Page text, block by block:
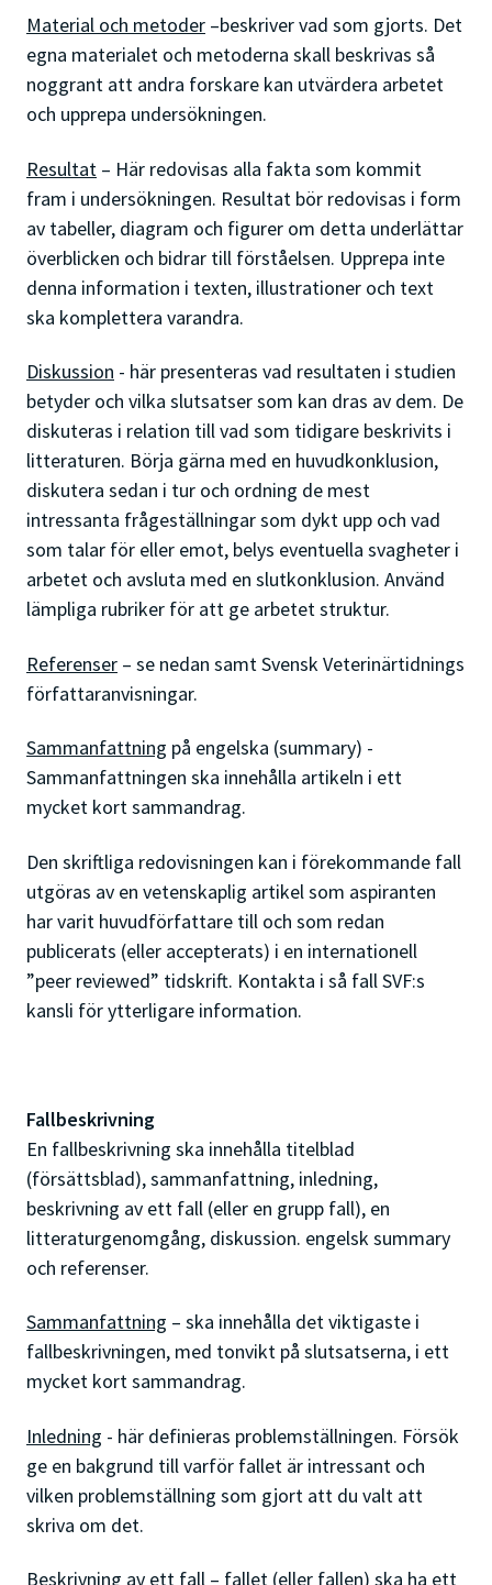
Material och metoder –beskriver vad som gjorts. Det
egna materialet och metoderna skall beskrivas så
noggrant att andra forskare kan utvärdera arbetet
och upprepa undersökningen.
Resultat – Här redovisas alla fakta som kommit
fram i undersökningen. Resultat bör redovisas i form
av tabeller, diagram och figurer om detta underlättar
överblicken och bidrar till förståelsen. Upprepa inte
denna information i texten, illustrationer och text
ska komplettera varandra.
Diskussion - här presenteras vad resultaten i studien
betyder och vilka slutsatser som kan dras av dem. De
diskuteras i relation till vad som tidigare beskrivits i
litteraturen. Börja gärna med en huvudkonklusion,
diskutera sedan i tur och ordning de mest
intressanta frågeställningar som dykt upp och vad
som talar för eller emot, belys eventuella svagheter i
arbetet och avsluta med en slutkonklusion. Använd
lämpliga rubriker för att ge arbetet struktur.
Referenser – se nedan samt Svensk Veterinärtidnings
författaranvisningar.
Sammanfattning på engelska (summary) -
Sammanfattningen ska innehålla artikeln i ett
mycket kort sammandrag.
Den skriftliga redovisningen kan i förekommande fall
utgöras av en vetenskaplig artikel som aspiranten
har varit huvudförfattare till och som redan
publicerats (eller accepterats) i en internationell
”peer reviewed” tidskrift. Kontakta i så fall SVF:s
kansli för ytterligare information.
Fallbeskrivning
En fallbeskrivning ska innehålla titelblad
(försättsblad), sammanfattning, inledning,
beskrivning av ett fall (eller en grupp fall), en
litteraturgenomgång, diskussion. engelsk summary
och referenser.
Sammanfattning – ska innehålla det viktigaste i
fallbeskrivningen, med tonvikt på slutsatserna, i ett
mycket kort sammandrag.
Inledning - här definieras problemställningen. Försök
ge en bakgrund till varför fallet är intressant och
vilken problemställning som gjort att du valt att
skriva om det.
Beskrivning av ett fall – fallet (eller fallen) ska ha ett